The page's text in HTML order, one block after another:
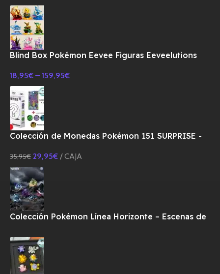
Blind Box Pokémon Eevee Figuras Eeveelutions
18,95€ – 159,95€
Colección de Monedas Pokémon 151 SURPRISE -
35,95€ 29,95€ CAJA
Colección Pokémon Línea Horizonte – Escenas de